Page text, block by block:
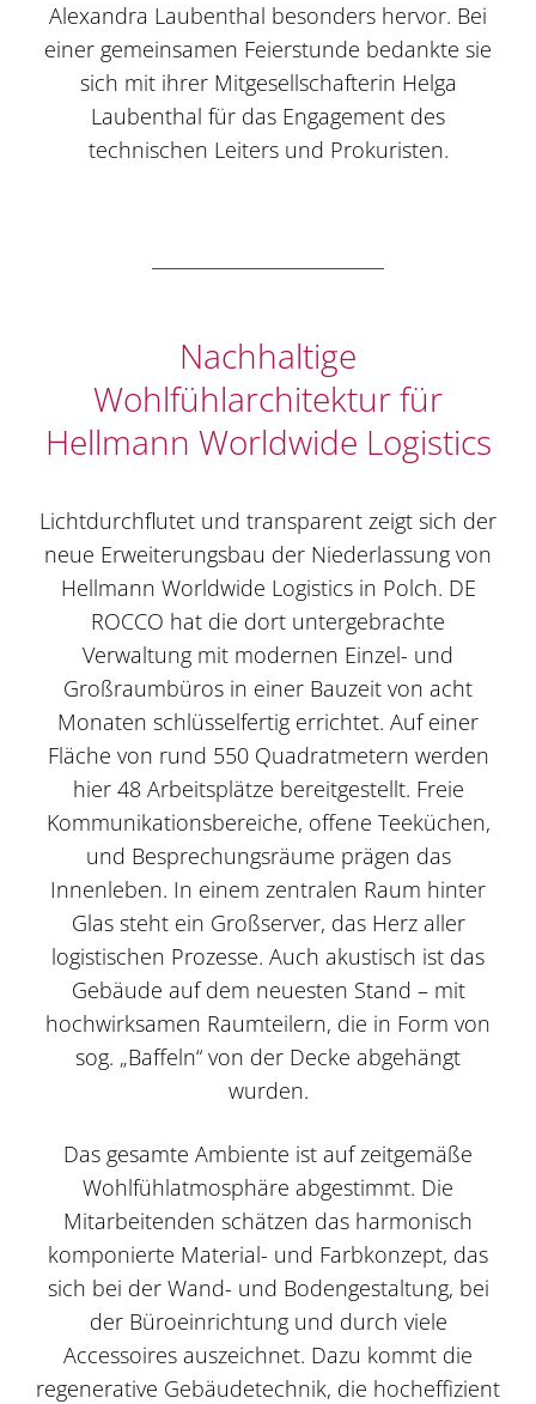
Alexandra Laubenthal besonders hervor. Bei
einer gemeinsamen Feierstunde bedankte sie
sich mit ihrer Mitgesellschafterin Helga
Laubenthal für das Engagement des
technischen Leiters und Prokuristen.
Nachhaltige
Wohlfühlarchitektur für
Hellmann Worldwide Logistics
Lichtdurchflutet und transparent zeigt sich der
neue Erweiterungsbau der Niederlassung von
Hellmann Worldwide Logistics in Polch. DE
ROCCO hat die dort untergebrachte
Verwaltung mit modernen Einzel- und
Großraumbüros in einer Bauzeit von acht
Monaten schlüsselfertig errichtet. Auf einer
Fläche von rund 550 Quadratmetern werden
hier 48 Arbeitsplätze bereitgestellt. Freie
Kommunikationsbereiche, offene Teeküchen,
und Besprechungsräume prägen das
Innenleben. In einem zentralen Raum hinter
Glas steht ein Großserver, das Herz aller
logistischen Prozesse. Auch akustisch ist das
Gebäude auf dem neuesten Stand – mit
hochwirksamen Raumteilern, die in Form von
sog. „Baffeln“ von der Decke abgehängt
wurden.
Das gesamte Ambiente ist auf zeitgemäße
Wohlfühlatmosphäre abgestimmt. Die
Mitarbeitenden schätzen das harmonisch
komponierte Material- und Farbkonzept, das
sich bei der Wand- und Bodengestaltung, bei
der Büroeinrichtung und durch viele
Accessoires auszeichnet. Dazu kommt die
regenerative Gebäudetechnik, die hocheffizient